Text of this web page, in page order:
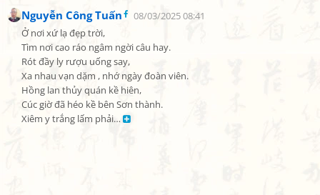
Nguyễn Công Tuấn
08/03/2025 08:41
Ở nơi xứ lạ đẹp trời,
Tìm nơi cao ráo ngâm ngời câu hay.
Rót đầy ly rượu uống say,
Xa nhau vạn dặm , nhớ ngày đoàn viên.
Hồng lan thủy quán kề hiên,
Cúc giờ đã héo kề bên Sơn thành.
Xiêm y trắng lấm phải…